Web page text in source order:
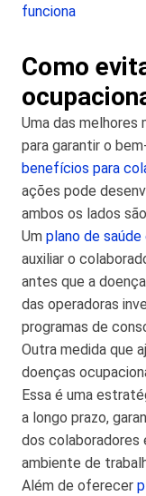
funciona
Como
Uma das melhores
para garantir o
benefícios para
ações pode
ambos os lados
Um plano de saúde
auxiliar o
antes que a
das operadoras
programas de
Outra medida que
doenças
Essa é uma
a longo prazo,
dos colaboradores
ambiente de
Além de oferecer